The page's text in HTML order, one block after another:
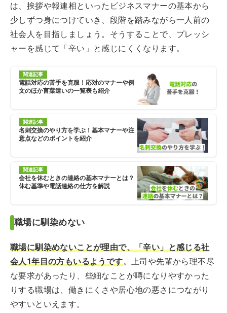
は、挨拶や報連相といったビジネスマナーの基本から
少しずつ身につけていき、段階を踏みながら一人前の
社会人を目指しましょう。そうすることで、プレッシ
ャーを感じて「辛い」と感じにくくなります。
関連記事
電話対応の苦手を克服！応対のマナーや例
文のほか言葉遣いの一覧表も紹介
関連記事
名刺交換のやり方を学ぶ！基本マナーや注
意点などのポイントを紹介
関連記事
会社を休むときの連絡の基本マナーとは？
休む基準や電話連絡の仕方を解説
職場に馴染めない
職場に馴染めないことが理由で、「辛い」と感じる社
会人1年目の方もいるようです。上司や先輩から理不尽
な要求があったり、些細なことが噂になりやすかった
りする職場は、働きにくさや居心地の悪さにつながり
やすいといえます。